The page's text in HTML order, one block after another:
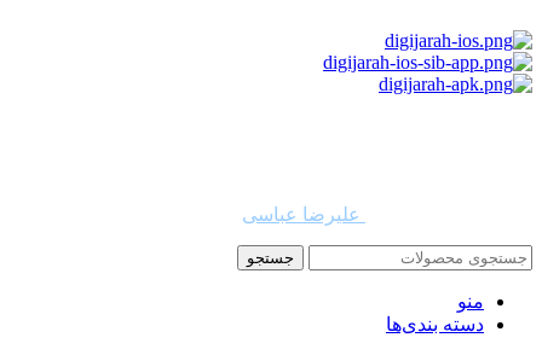
علیرضا عباسی
جستجو
منو
دسته بندی‌ها